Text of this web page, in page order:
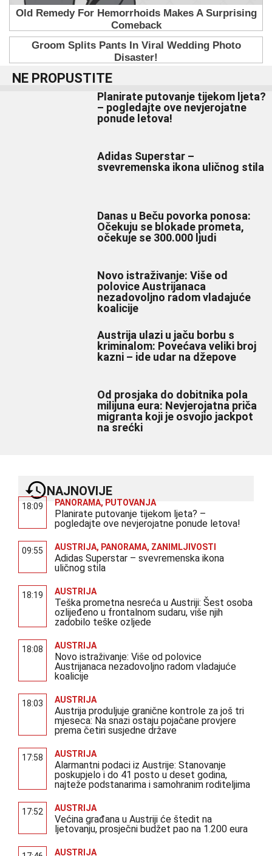
NE PROPUSTITE
Planirate putovanje tijekom ljeta?
– pogledajte ove nevjerojatne
ponude letova!
Adidas Superstar –
svevremenska ikona uličnog stila
Danas u Beču povorka ponosa:
Očekuju se blokade prometa,
očekuje se 300.000 ljudi
Novo istraživanje: Više od
polovice Austrijanaca
nezadovoljno radom vladajuće
koalicije
Austrija ulazi u jaču borbu s
kriminalom: Povećava veliki broj
kazni – ide udar na džepove
Od prosjaka do dobitnika pola
milijuna eura: Nevjerojatna priča
migranta koji je osvojio jackpot
na srećki
NAJNOVIJE
18:09 PANORAMA, PUTOVANJA
Planirate putovanje tijekom ljeta? –
pogledajte ove nevjerojatne ponude letova!
09:55 AUSTRIJA, PANORAMA, ZANIMLJIVOSTI
Adidas Superstar – svevremenska ikona
uličnog stila
18:19 AUSTRIJA
Teška prometna nesreća u Austriji: Šest osoba
ozlijeđeno u frontalnom sudaru, više njih
zadobilo teške ozljede
18:08 AUSTRIJA
Novo istraživanje: Više od polovice
Austrijanaca nezadovoljno radom vladajuće
koalicije
18:03 AUSTRIJA
Austrija produljuje granične kontrole za još tri
mjeseca: Na snazi ostaju pojačane provjere
prema četiri susjedne države
17:58 AUSTRIJA
Alarmantni podaci iz Austrije: Stanovanje
poskupjelo i do 41 posto u deset godina,
najteže podstanarima i samohranim roditeljima
17:52 AUSTRIJA
Većina građana u Austriji će štedit na
ljetovanju, prosječni budžet pao na 1.200 eura
AUSTRIJA